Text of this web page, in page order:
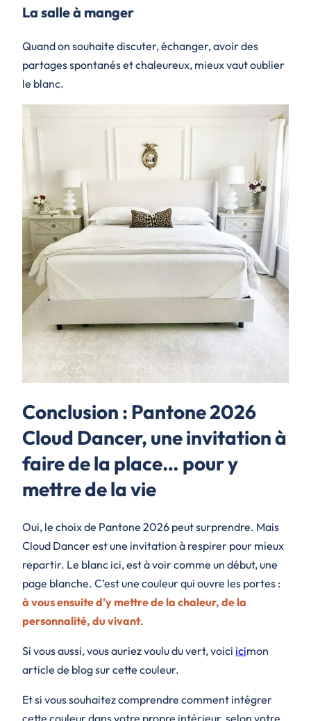
La salle à manger
Quand on souhaite discuter, échanger, avoir des
partages spontanés et chaleureux, mieux vaut oublier
le blanc.
Conclusion : Pantone 2026
Cloud Dancer, une invitation à
faire de la place… pour y
mettre de la vie
Oui, le choix de Pantone 2026 peut surprendre. Mais
Cloud Dancer est une invitation à respirer pour mieux
repartir. Le blanc ici, est à voir comme un début, une
page blanche. C’est une couleur qui ouvre les portes :
à vous ensuite d’y mettre de la chaleur, de la
personnalité, du vivant.
Si vous aussi, vous auriez voulu du vert, voici icimon
article de blog sur cette couleur.
Et si vous souhaitez comprendre comment intégrer